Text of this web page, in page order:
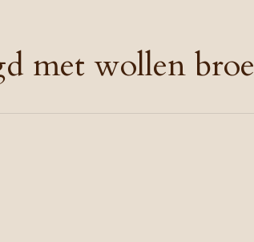
met wollen